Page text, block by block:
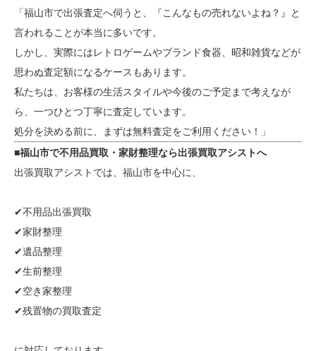
「福山市で出張査定へ伺うと、『こんなもの売れないよね？』と
言われることが本当に多いです。
しかし、実際にはレトロゲームやブランド食器、昭和雑貨などが
思わぬ査定額になるケースもあります。
私たちは、お客様の生活スタイルや今後のご予定まで考えなが
ら、一つひとつ丁寧に査定しています。
処分を決める前に、まずは無料査定をご利用ください！」
■福山市で不用品買取・家財整理なら出張買取アシストへ
出張買取アシストでは、福山市を中心に、
✔不用品出張買取
✔家財整理
✔遺品整理
✔生前整理
✔空き家整理
✔残置物の買取査定